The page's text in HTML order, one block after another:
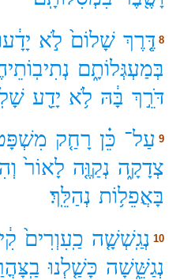
8 דֶּ֤רֶךְ שָׁלוֹם֙ לֹ֣א
בְּמַעְגְּלוֹתָ֑ם
דֹּרֵ֣ךְ בָּ֔הּ לֹ֥א יָדַ֖ע
9 עַל־ כֵּ֗ן רָחַ֤ק
צְדָקָ֑ה נְקַוֶּ֤ה לָאוֹר֙
בָּאֲפֵל֥וֹת נְהַלֵּֽךְ׃
10 נְגַֽשְׁשָׁ֤ה כַֽעִוְרִים֙
נְגַשֵּׁ֑שָׁה כָּשַׁ֤לְנוּ